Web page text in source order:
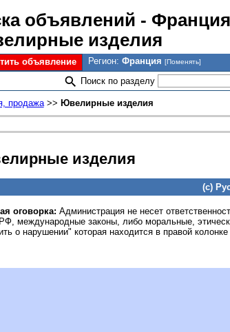
объявлений - Франция
изделия
объявление Регион: Франция [Поменять]
Поиск по разделу
продажа>> Ювелирные изделия
изделия
(c)
оговорка: Администрация не несет
международные законы, либо моральные,
о нарушении" которая находится в правой